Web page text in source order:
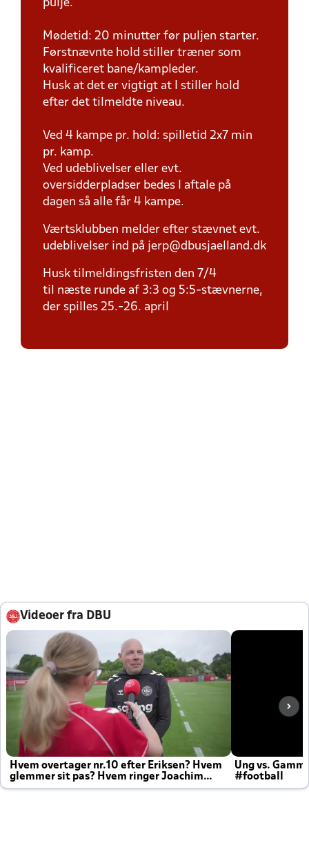
pulje.
Mødetid: 20 minutter før puljen starter.
Førstnævnte hold stiller træner som
kvalificeret bane/kampleder.
Husk at det er vigtigt at I stiller hold
efter det tilmeldte niveau.
Ved 4 kampe pr. hold: spilletid 2x7 min
pr. kamp.
Ved udeblivelser eller evt.
oversidderpladser bedes I aftale på
dagen så alle får 4 kampe.
Værtsklubben melder efter stævnet evt.
udeblivelser ind på jerp@dbusjaelland.dk
Husk tilmeldingsfristen den 7/4
til næste runde af 3:3 og 5:5-stævnerne,
der spilles 25.-26. april
Videoer fra DBU
Hvem overtager nr.10 efter Eriksen? Hvem
glemmer sit pas? Hvem ringer Joachim
altid til efter kampe?
Ung vs.
#football